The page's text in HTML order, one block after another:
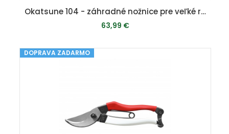
Okatsune 104 - záhradné nožnice pre veľké ruky
63,99 €
PRIDAŤ DO KOŠÍKA
DOPRAVA ZADARMO